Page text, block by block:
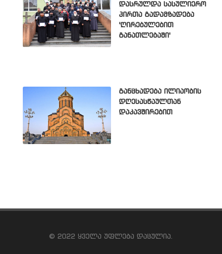
დასრულდა სასულიერო
პირთა გადამზადება
'ღირებულებით
განათლებაში'
განცხადება ილიაობის
დღესასწაულთან
დაკავშირებით
© 2022 ყველა უფლება დაცულია.